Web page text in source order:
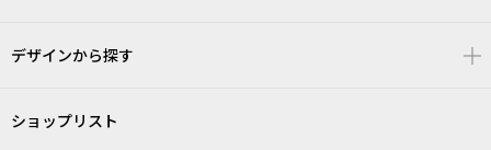
デザインから探す
ショップリスト